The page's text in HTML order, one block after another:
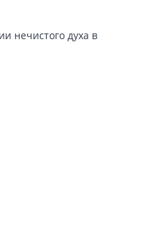
нечистого духа в